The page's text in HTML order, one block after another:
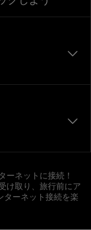
ーネットに接続！
け取り、旅行前にア
ターネット接続を楽